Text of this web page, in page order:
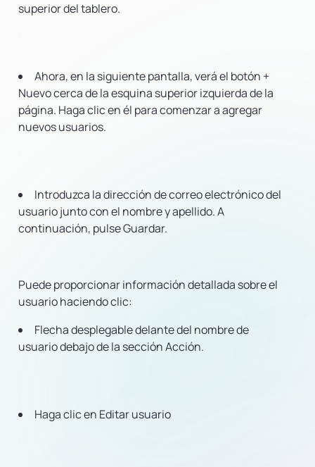
superior del tablero.
Ahora, en la siguiente pantalla, verá el botón +
Nuevo cerca de la esquina superior izquierda de la
página. Haga clic en él para comenzar a agregar
nuevos usuarios.
Introduzca la dirección de correo electrónico del
usuario junto con el nombre y apellido. A
continuación, pulse Guardar.
Puede proporcionar información detallada sobre el
usuario haciendo clic:
Flecha desplegable delante del nombre de
usuario debajo de la sección Acción.
Haga clic en Editar usuario